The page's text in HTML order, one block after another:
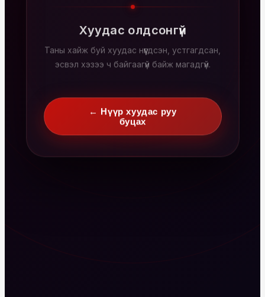
Хуудас олдсонгүй
Таны хайж буй хуудас нүүгдсэн, устгагдсан,
эсвэл хэзээ ч байгаагүй байж магадгүй.
← Нүүр хуудас руу
буцах